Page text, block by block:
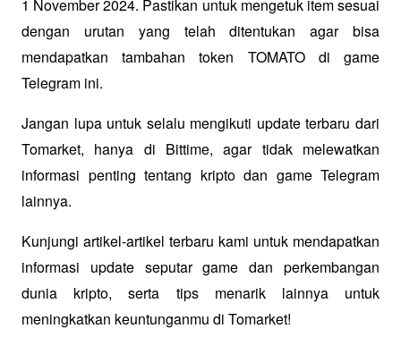
1 November 2024. Pastikan untuk mengetuk item sesuai
dengan urutan yang telah ditentukan agar bisa
mendapatkan tambahan token TOMATO di game
Telegram ini.
Jangan lupa untuk selalu mengikuti update terbaru dari
Tomarket, hanya di Bittime, agar tidak melewatkan
informasi penting tentang kripto dan game Telegram
lainnya.
Kunjungi artikel-artikel terbaru kami untuk mendapatkan
informasi update seputar game dan perkembangan
dunia kripto, serta tips menarik lainnya untuk
meningkatkan keuntunganmu di Tomarket!